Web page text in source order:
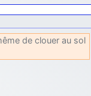
de clouer au sol